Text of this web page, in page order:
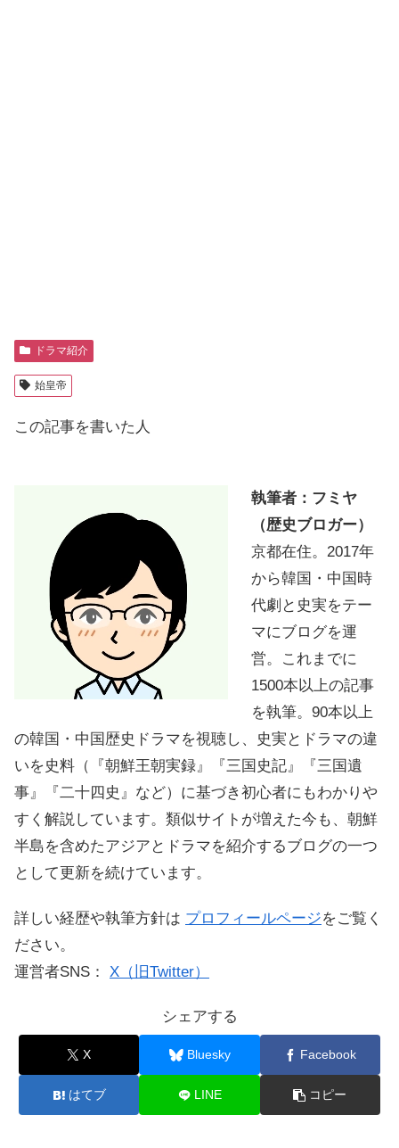
ドラマ紹介
始皇帝
この記事を書いた人
執筆者：フミヤ
（歴史ブロガー）
京都在住。2017年
から韓国・中国時
代劇と史実をテー
マにブログを運
営。これまでに
1500本以上の記事
を執筆。90本以上
の韓国・中国歴史ドラマを視聴し、史実とドラマの違
いを史料（『朝鮮王朝実録』『三国史記』『三国遺
事』『二十四史』など）に基づき初心者にもわかりや
すく解説しています。類似サイトが増えた今も、朝鮮
半島を含めたアジアとドラマを紹介するブログの一つ
として更新を続けています。
詳しい経歴や執筆方針は プロフィールページをご覧く
ださい。
運営者SNS： X（旧Twitter）
シェアする
X Bluesky Facebook
はてブ LINE コピー